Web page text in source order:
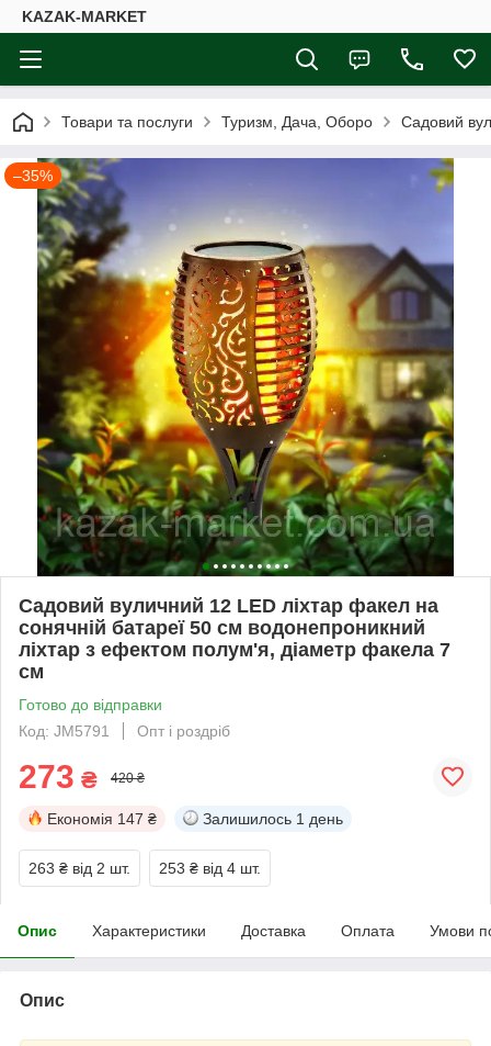
KAZAK-MARKET
Товари та послуги Туризм, Дача, Оборо Садовий
–35%
Садовий вуличний 12 LED ліхтар факел на
сонячній батареї 50 см водонепроникний
ліхтар з ефектом полум'я, діаметр факела 7
см
Готово до відправки
Код: JM5791
Опт і роздріб
273 ₴ 420 ₴
Економія 147 ₴ Залишилось 1 день
263 ₴ від 2 шт. 253 ₴ від 4 шт.
Опис Характеристики Доставка Оплата Умови
Опис